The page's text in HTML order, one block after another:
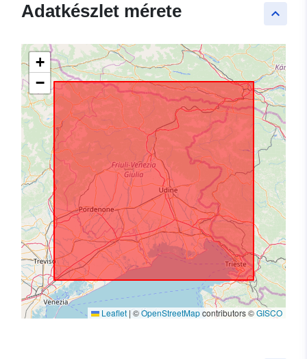
keyboard_arrow_up
Adatkészlet mérete
+
−
Leaflet |©OpenStreetMapcontributors ©GISCO